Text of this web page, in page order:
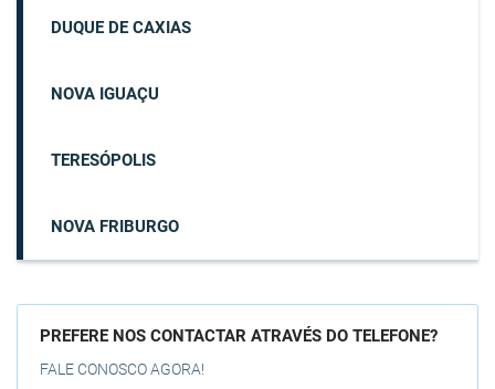
DUQUE DE CAXIAS
NOVA IGUAÇU
TERESÓPOLIS
NOVA FRIBURGO
PREFERE NOS CONTACTAR ATRAVÉS DO TELEFONE?
FALE CONOSCO AGORA!